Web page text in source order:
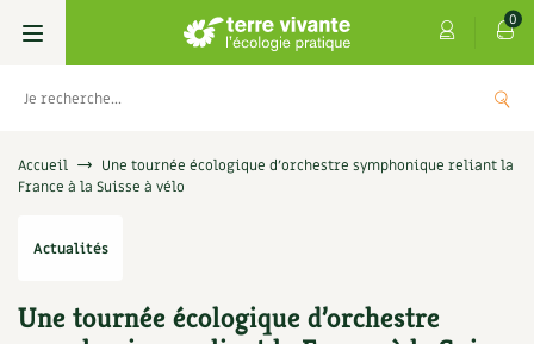
0
Livres
Techniques de jardinage
Se réabonner
Graines, semences
Cartes cadeau
Accueil
Une tournée écologique d’orchestre symphonique reliant la
France à la Suisse à vélo
Actualités
Une tournée écologique d’orchestre